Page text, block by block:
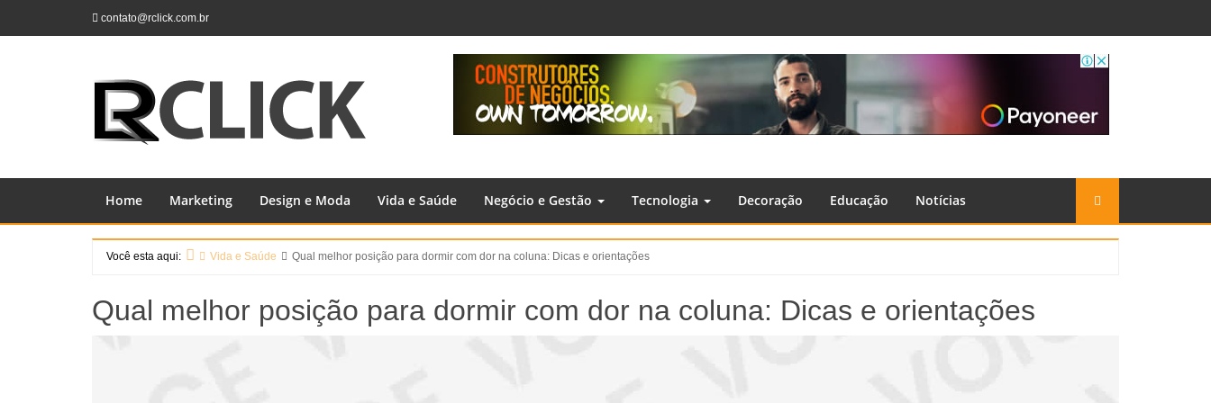
contato@rclick.com.br
Home Marketing Design e Moda Vida e Saúde Negócio e Gestão Tecnologia Decoração Educação Notícias
Você esta aqui:
Vida e Saúde Qual melhor posição para dormir com dor na coluna: Dicas e orientações
Qual melhor posição para dormir com dor na coluna: Dicas e orientações